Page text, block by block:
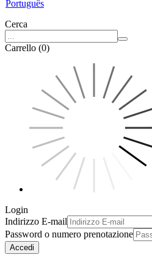
Português
Cerca
Carrello (0)
Login
Indirizzo E-mail
Password o numero prenotazione
Accedi